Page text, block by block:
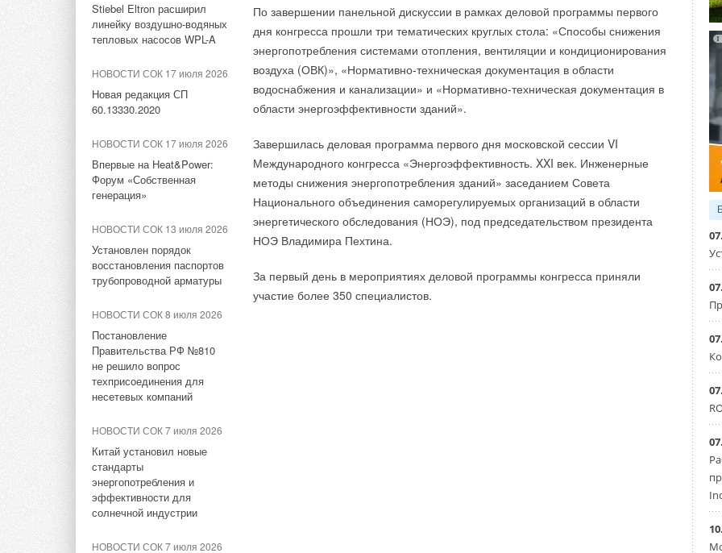
Stiebel Eltron расширил
линейку воздушно-водяных
тепловых насосов WPL-A
НОВОСТИ СОК 17 июля 2026
Новая редакция СП
60.13330.2020
НОВОСТИ СОК 17 июля 2026
Впервые на Heat&Power:
Форум «Собственная
генерация»
НОВОСТИ СОК 13 июля 2026
Установлен порядок
восстановления паспортов
трубопроводной арматуры
НОВОСТИ СОК 8 июля 2026
Постановление
Правительства РФ №810
не решило вопрос
техприсоединения для
несетевых компаний
НОВОСТИ СОК 7 июля 2026
Китай установил новые
стандарты
энергопотребления и
эффективности для
солнечной индустрии
НОВОСТИ СОК 7 июля 2026
По завершении панельной дискуссии в рамках деловой программы первого
дня конгресса прошли три тематических круглых стола: «Способы снижения
энергопотребления системами отопления, вентиляции и кондиционирования
воздуха (ОВК)», «Нормативно-техническая документация в области
водоснабжения и канализации» и «Нормативно-техническая документация в
области энергоэффективности зданий».
Завершилась деловая программа первого дня московской сессии VI
Международного конгресса «Энергоэффективность. XXI век. Инженерные
методы снижения энергопотребления зданий» заседанием Совета
Национального объединения саморегулируемых организаций в области
энергетического обследования (НОЭ), под председательством президента
НОЭ Владимира Пехтина.
За первый день в мероприятиях деловой программы конгресса приняли
участие более 350 специалистов.
ЕВРОКЛИМАТ получил приз
«Золотой дистрибьютор
2023
парка Gree
НОВОСТИ СОК 3 августа 2023
Компания Gree снова вошла
НОВОСТИ СОК 5 июня 2023
AWE 2023 - Новый образ
производства Gree
2023
GREE на 133-ей Кантонской
ярмарке
GREE Lyra Inverter в черном
цвете